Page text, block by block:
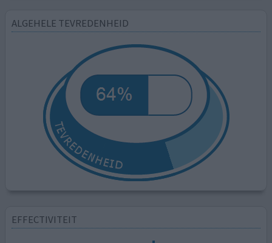
ALGEHELE TEVREDENHEID
EFFECTIVITEIT